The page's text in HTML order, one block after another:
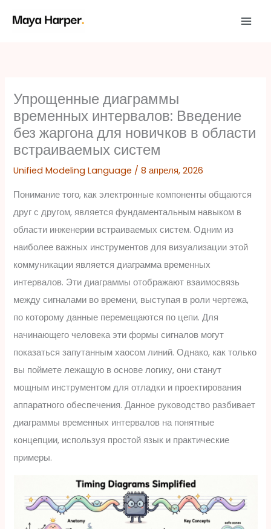
Упрощенные диаграммы
временных интервалов: Введение
без жаргона для новичков в области
встраиваемых систем
Unified Modeling Language /8 апреля, 2026
Понимание того, как электронные компоненты общаются
друг с другом, является фундаментальным навыком в
области инженерии встраиваемых систем. Одним из
наиболее важных инструментов для визуализации этой
коммуникации является диаграмма временных
интервалов. Эти диаграммы отображают взаимосвязь
между сигналами во времени, выступая в роли чертежа,
по которому данные перемещаются по цепи. Для
начинающего человека эти формы сигналов могут
показаться запутанным хаосом линий. Однако, как только
вы поймете лежащую в основе логику, они станут
мощным инструментом для отладки и проектирования
аппаратного обеспечения. Данное руководство разбивает
диаграммы временных интервалов на понятные
концепции, используя простой язык и практические
примеры.